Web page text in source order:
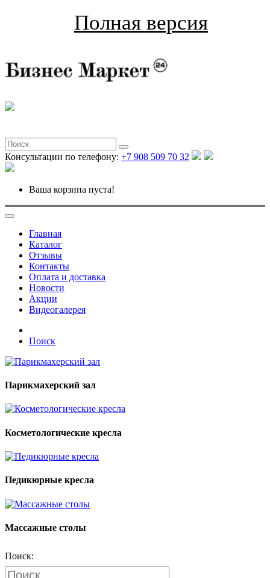
Полная версия
Консультации по телефону: +7 908 509 70 32
Ваша корзина пуста!
Главная
Каталог
Отзывы
Контакты
Оплата и доставка
Новости
Акции
Видеогалерея
Поиск
Парикмахерский зал
Косметологические кресла
Педикюрные кресла
Массажные столы
Поиск: